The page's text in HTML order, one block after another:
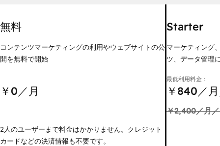
無料
コンテンツマーケティングの利用やウェブサイトの公
開を無料で開始
￥0／月
2人のユーザーまで料金はかかりません。クレジット
カードなどの決済情報も不要です。
Starter
マーケティング
ツ、データ管理
最低利用料金：
￥840／
￥2,400／月